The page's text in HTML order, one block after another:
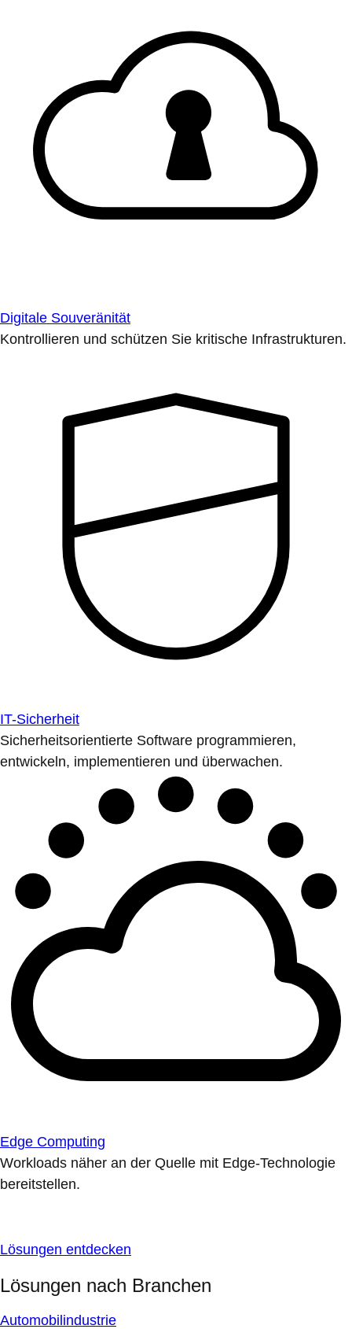
Digitale Souveränität
Kontrollieren und schützen Sie kritische Infrastrukturen.
IT-Sicherheit
Sicherheitsorientierte Software programmieren,
entwickeln, implementieren und überwachen.
Edge Computing
Workloads näher an der Quelle mit Edge-Technologie
bereitstellen.
Lösungen entdecken
Lösungen nach Branchen
Automobilindustrie